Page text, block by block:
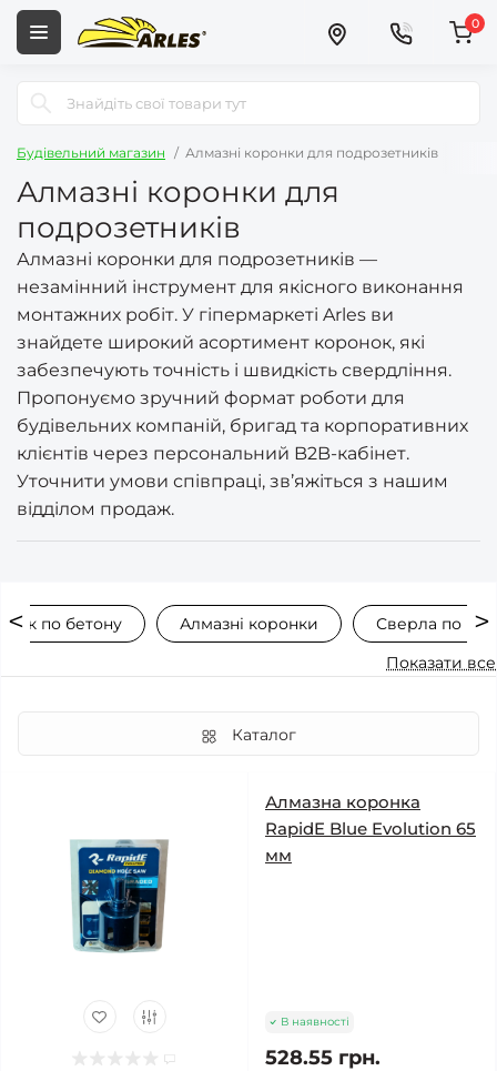
0
Будівельний магазин Алмазні коронки для подрозетників
Алмазні коронки для
подрозетників
Алмазні коронки для подрозетників —
незамінний інструмент для якісного виконання
монтажних робіт. У гіпермаркеті Arles ви
знайдете широкий асортимент коронок, які
забезпечують точність і швидкість свердління.
Пропонуємо зручний формат роботи для
будівельних компаній, бригад та корпоративних
клієнтів через персональний B2B-кабінет.
Уточнити умови співпраці, зв’яжіться з нашим
відділом продаж.
по бетону Алмазні коронки
Сверла по
Показати все
Каталог
Алмазна коронка
RapidE Blue Evolution 65
мм
В наявності
528.55 грн.